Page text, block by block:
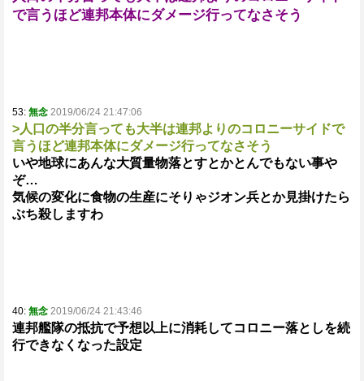
で言うほど連邦本体にダメージ行ってなさそう
53: 無念 2019/06/24 21:47:06
>人口の半分言っても大半は連邦よりのコロニーサイドで
言うほど連邦本体にダメージ行ってなさそう
いや地球にあんな大質量物落とすとかとんでもない事や
ぞ…
気候の変化に食物の生産にそりゃジオン兵とか見掛けたら
ぶち殺しますわ
40: 無念 2019/06/24 21:43:46
連邦艦隊の抵抗で予想以上に消耗してコロニー落としを続
行できなくなった設定